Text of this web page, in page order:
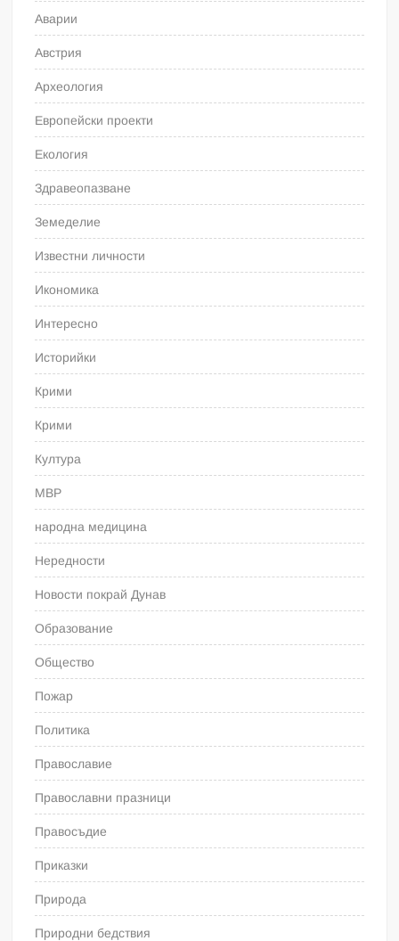
Аварии
Австрия
Археология
Европейски проекти
Екология
Здравеопазване
Земеделие
Известни личности
Икономика
Интересно
Историйки
Крими
Крими
Култура
МВР
народна медицина
Нередности
Новости покрай Дунав
Образование
Общество
Пожар
Политика
Православие
Православни празници
Правосъдие
Приказки
Природа
Природни бедствия